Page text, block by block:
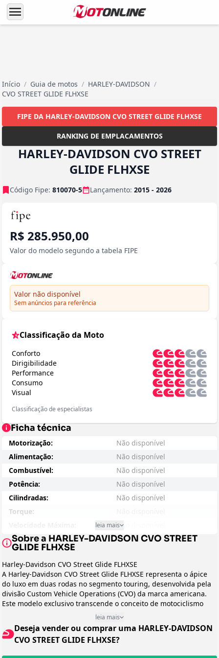
menu
Início / Guia de motos / HARLEY-DAVIDSON /
CVO STREET GLIDE FLHXSE
FIPE DA HARLEY-DAVIDSON CVO STREET GLIDE FLHXSE
RANKING DE EMPLACAMENTOS
HARLEY-DAVIDSON CVO STREET
GLIDE FLHXSE
Código Fipe: 810070-5 Lançamento: 2015 - 2026
R$ 285.950,00
Valor do modelo segundo a tabela FIPE
Valor não disponível
Sem anúncios para referência
Classificação da Moto
Conforto
Dirigibilidade
Performance
Consumo
Visual
Classificação de especialistas
Ficha técnica
Motorização:
Não disponível
Alimentação:
Não disponível
Combustível:
Não disponível
Potência:
Não disponível
Cilindradas:
Não disponível
Torque:
Não disponível
Consumo - Cidade:
Não disponível
Consumo - Estrada:
Entre-eixos:
Não disponível
Peso:
Não disponível
Suspensão Dianteira:
Não disponível
Suspensão Traseira:
Não disponível
Não disponível
Preço Sugerido:
Não disponível
leia mais
Sobre a HARLEY-DAVIDSON CVO STREET
GLIDE FLHXSE
Harley-Davidson CVO Street Glide FLHXSE
A Harley-Davidson CVO Street Glide FLHXSE representa o ápice
do luxo em duas rodas no segmento touring, desenvolvida pela
divisão Custom Vehicle Operations (CVO) da marca americana.
Este modelo exclusivo transcende o conceito de motociclismo
tradicional, oferecendo uma experiência premium para aqueles
que buscam o máximo em conforto, tecnologia e personalização.
Direcionada aos entusiastas mais exigentes e colecionadores, a
CVO Street Glide combina o espírito indomável da Harley-
leia mais
Deseja vender ou comprar uma HARLEY-DAVIDSON
CVO STREET GLIDE FLHXSE?